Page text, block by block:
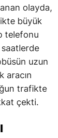
olayda,
büyük
telefonu
uzun
aracın
trafikte
çekti.